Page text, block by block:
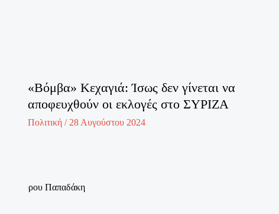
«Βόμβα» Κεχαγιά: Ίσως δεν γίνεται να
αποφευχθούν οι εκλογές στο ΣΥΡΙΖΑ
Πολιτική / 28 Αυγούστου 2024